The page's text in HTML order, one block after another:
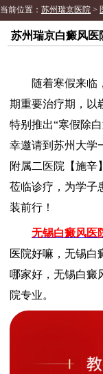
当前位置： 苏州瑞京医院 >
苏州瑞京白癜风医
随着寒假来临，
期重要治疗期，以
特别推出“寒假除
幸邀请到苏州大学
附属二医院【施辛
莅临诊疗，为学子
装前行！
无锡白癜风医
医院好嘛，无锡白
哪家好，无锡白癜
院专业。